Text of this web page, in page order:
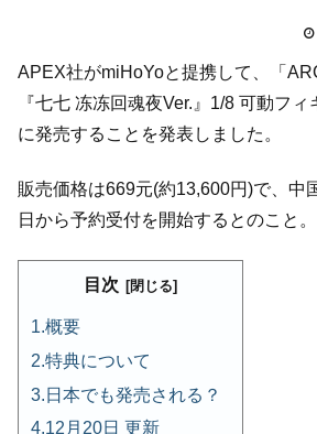
APEX社がmiHoYoと提携して、「
『七七 冻冻回魂夜Ver.』1/8 可動フ
に発売することを発表しました。
販売価格は669元(約13,600円)で、中
日から予約受付を開始するとのこと。
目次
概要
特典について
日本でも発売される？
12月20日 更新